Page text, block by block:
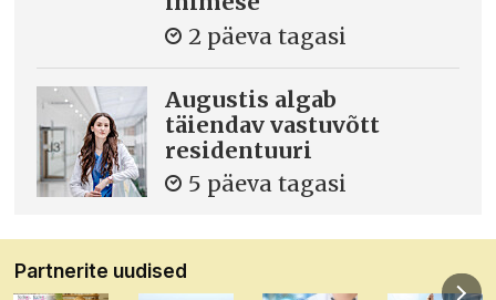
2 päeva tagasi
Augustis algab
täiendav vastuvõtt
residentuuri
5 päeva tagasi
Partnerite uudised